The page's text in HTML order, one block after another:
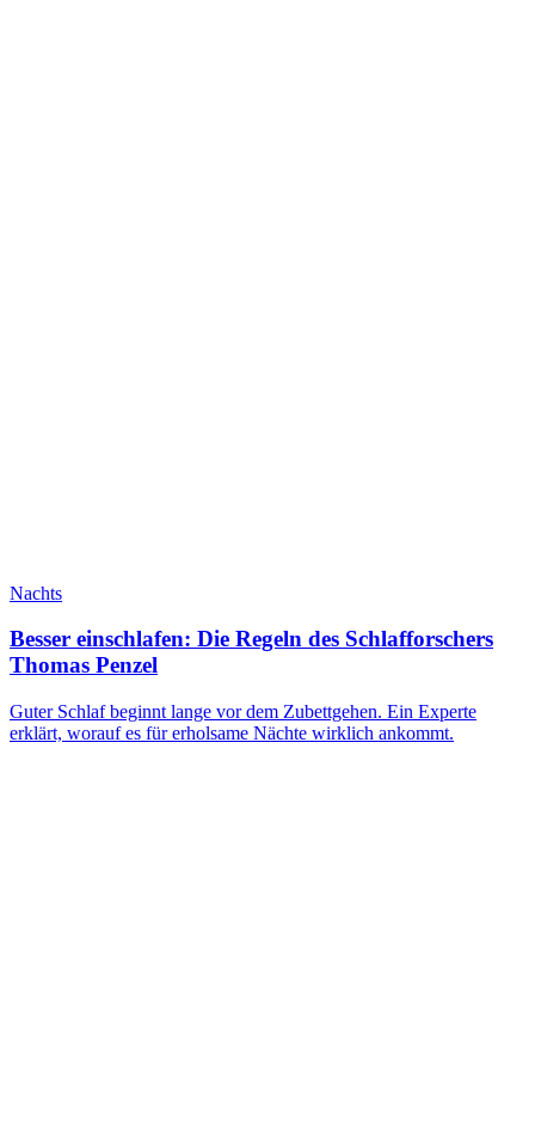
Nachts
Besser einschlafen: Die Regeln des Schlafforschers
Thomas Penzel
Guter Schlaf beginnt lange vor dem Zubettgehen. Ein Experte
erklärt, worauf es für erholsame Nächte wirklich ankommt.